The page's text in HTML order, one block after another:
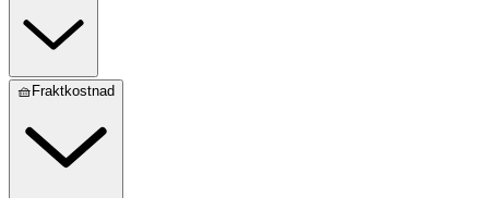
🧺Fraktkostnad